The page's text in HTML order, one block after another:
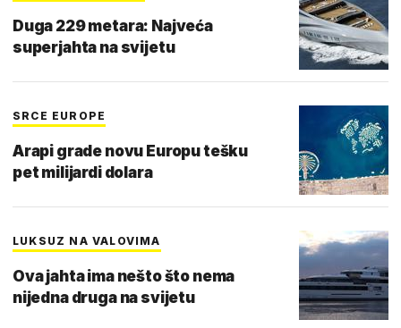
Duga 229 metara: Najveća
superjahta na svijetu
SRCE EUROPE
Arapi grade novu Europu tešku
pet milijardi dolara
LUKSUZ NA VALOVIMA
Ova jahta ima nešto što nema
nijedna druga na svijetu